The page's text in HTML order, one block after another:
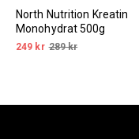
North Nutrition Kreatin
Monohydrat 500g
249 kr 289 kr